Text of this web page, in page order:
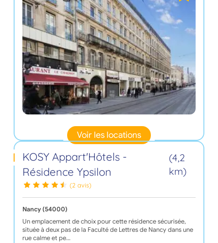
Voir les locations
KOSY Appart'Hôtels -
Résidence Ypsilon
(4,2
km)
(2 avis)
Nancy (54000)
Un emplacement de choix pour cette résidence sécurisée,
située à deux pas de la Faculté de Lettres de Nancy dans une
rue calme et pe…